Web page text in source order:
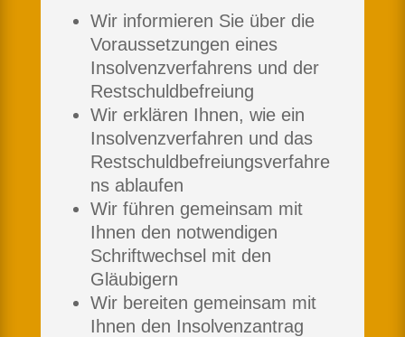
Wir informieren Sie über die
Voraussetzungen eines
Insolvenzverfahrens und der
Restschuldbefreiung
Wir erklären Ihnen, wie ein
Insolvenzverfahren und das
Restschuldbefreiungsverfahre
ns ablaufen
Wir führen gemeinsam mit
Ihnen den notwendigen
Schriftwechsel mit den
Gläubigern
Wir bereiten gemeinsam mit
Ihnen den Insolvenzantrag